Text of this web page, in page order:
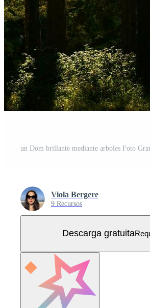
un Dom brillante mediante arboles Foto
Viola Bergere
9 Recursos
Descarga gratuita